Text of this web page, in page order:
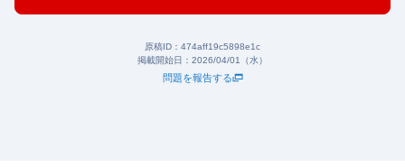
原稿ID： 474aff19c5898e1c
掲載開始日： 2026/04/01（水）
問題を報告する